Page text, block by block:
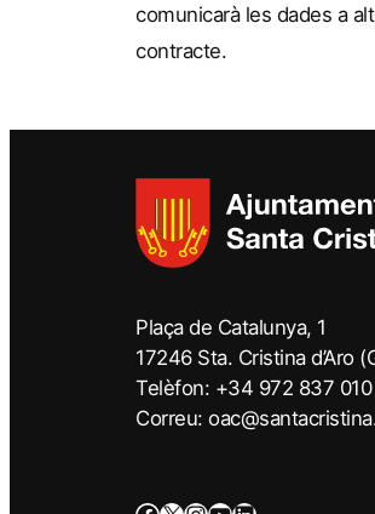
comunicarà les dades a
contracte.
Plaça de Catalunya, 1
17246 Sta. Cristina d’Aro
Telèfon: +34 972 837 010
Correu: